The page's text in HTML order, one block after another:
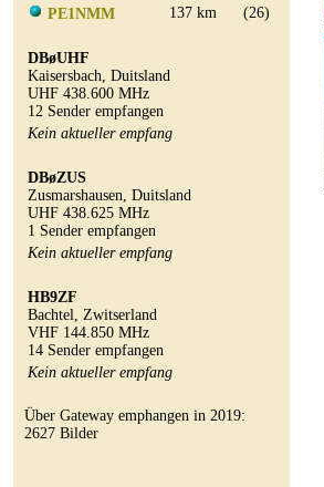
PE1NMM
137 km (26)
DBøUHF
Kaisersbach, Duitsland
UHF 438.600 MHz
12 Sender empfangen
Kein aktueller empfang
DBøZUS
Zusmarshausen, Duitsland
UHF 438.625 MHz
1 Sender empfangen
Kein aktueller empfang
HB9ZF
Bachtel, Zwitserland
VHF 144.850 MHz
14 Sender empfangen
Kein aktueller empfang
Über Gateway emphangen in 2019:
2627 Bilder